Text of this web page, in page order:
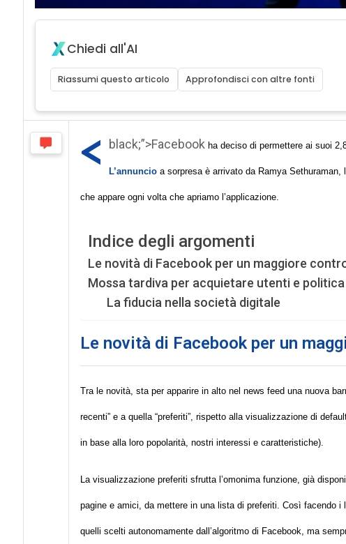
Chiedi all'AI
Riassumi questo articolo Approfondisci con altre fonti
< black;”>Facebook ha deciso di permettere ai suoi
L’annuncioa sorpresa è arrivato da Ramya Sethuraman,
che appare ogni volta che apriamo l’applicazione.
Indice degli argomenti
Le novità di Facebook per un maggiore
Mossa tardiva per acquietare utenti e politica
La fiducia nella società digitale
Le novità di Facebook per un
Tra le novità, sta per apparire in alto nel news feed una nuova
recenti” e a quella “preferiti”, rispetto alla visualizzazione di
in base alla loro popolarità, nostri interessi e caratteristiche).
La visualizzazione preferiti sfrutta l’omonima funzione, già
pagine e amici, da mettere in una lista di preferiti. Così facendo
quelli scelti autonomamente dall’algoritmo di Facebook, ma